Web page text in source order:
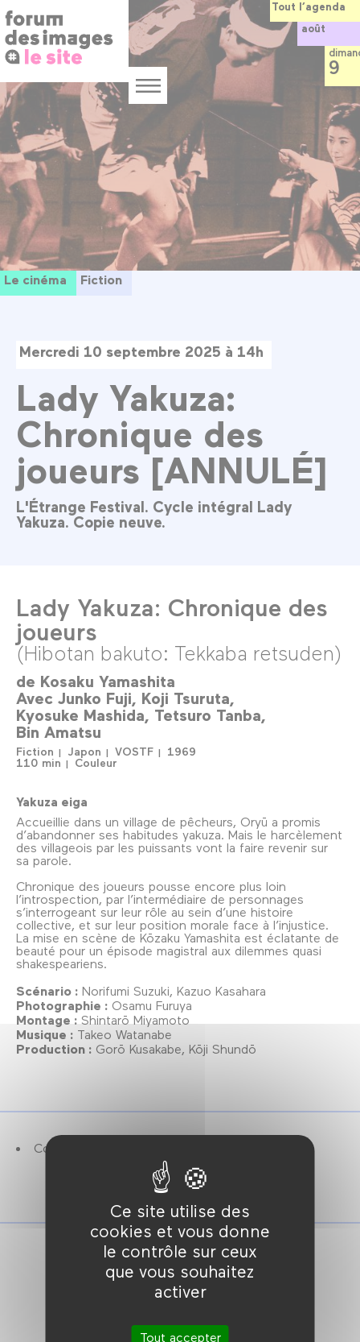
Panneau de gestion des cookies
Ce site utilise des
cookies et vous donne
le contrôle sur ceux
que vous souhaitez
activer
Tout accepter
au
contenu
principal
Menu
Le cinéma Fiction
Mercredi 10 septembre 2025 à 14h
Lady Yakuza:
Chronique des
joueurs [ANNULÉ]
L'Étrange Festival. Cycle intégral Lady
Yakuza. Copie neuve.
Lady Yakuza: Chronique des
joueurs
(Hibotan bakuto: Tekkaba retsuden)
de Kosaku Yamashita
Avec Junko Fuji Koji Tsuruta
Kyosuke Mashida Tetsuro Tanba
Bin Amatsu
Fiction Japon VOSTF
1969
110 min
Couleur
Yakuza eiga
Accueillie dans un village de pêcheurs, Oryū a promis
d’abandonner ses habitudes yakuza. Mais le harcèlement
des villageois par les puissants vont la faire revenir sur
sa parole.
Chronique des joueurs pousse encore plus loin
l’introspection, par l’intermédiaire de personnages
s’interrogeant sur leur rôle au sein d’une histoire
collective, et sur leur position morale face à l’injustice.
La mise en scène de Kōzaku Yamashita est éclatante de
beauté pour un épisode magistral aux dilemmes quasi
shakespeariens.
Scénario : Norifumi Suzuki, Kazuo Kasahara
Photographie : Osamu Furuya
Montage : Shintarō Miyamoto
Musique : Takeo Watanabe
Production : Gorō Kusakabe, Kōji Shundō
Copie neuve.
Tout l’agenda
août
9